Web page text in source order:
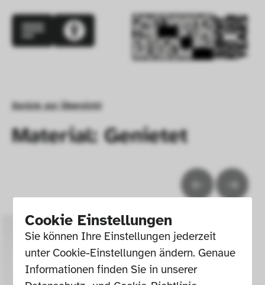
Cookie Einstellungen
Sie können Ihre Einstellungen jederzeit
unter Cookie-Einstellungen ändern. Genaue
Informationen finden Sie in unserer
Zurück zur Übersicht
Material: Genietet